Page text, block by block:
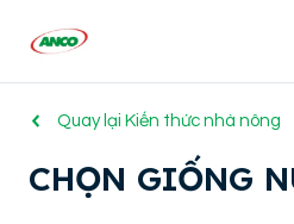
Quay lại Kiến thức nhà nông
CHỌN GIỐNG